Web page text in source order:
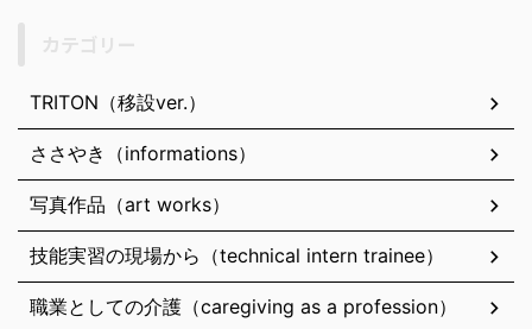
TRITON（移設ver.）
ささやき（informations）
写真作品（art works）
技能実習の現場から（technical intern trainee）
職業としての介護（caregiving as a profession）